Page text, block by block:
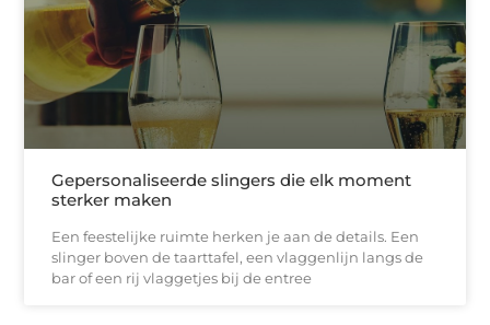
Gepersonaliseerde slingers die elk moment
sterker maken
Een feestelijke ruimte herken je aan de details. Een
slinger boven de taarttafel, een vlaggenlijn langs de
bar of een rij vlaggetjes bij de entree